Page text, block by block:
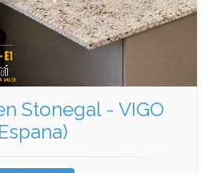
Stonegal - VIGO